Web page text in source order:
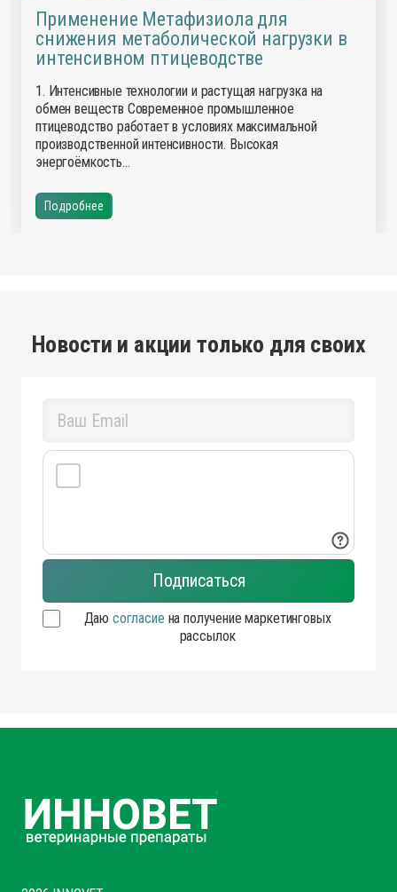
Применение Метафизиола для
снижения метаболической нагрузки в
интенсивном птицеводстве
1. Интенсивные технологии и растущая нагрузка на
обмен веществ Современное промышленное
птицеводство работает в условиях максимальной
производственной интенсивности. Высокая
энергоёмкость…
Подробнее
Новости и акции только для своих
Даю согласие на получение маркетинговых
рассылок